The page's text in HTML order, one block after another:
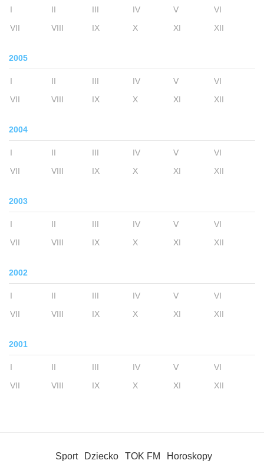
I II III IV V
VI
VII
VIII IX X XI XII
2005
I II III IV V
VI
VII
VIII IX X XI XII
2004
I II III IV V
VI
VII
VIII IX X XI XII
2003
I II III IV V
VI
VII
VIII IX X XI XII
2002
I II III IV V
VI
VII
VIII IX X XI XII
2001
I II III IV V
VI
VII
VIII IX X XI XII
Sport Dziecko TOK FM Horoskopy